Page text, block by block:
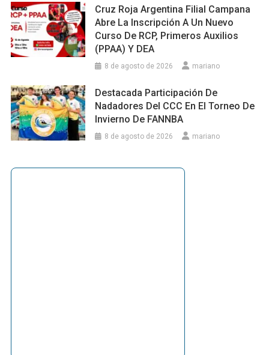
Cruz Roja Argentina Filial Campana
Abre La Inscripción A Un Nuevo
Curso De RCP, Primeros Auxilios
(PPAA) Y DEA
8 de agosto de 2026 mariano
Destacada Participación De
Nadadores Del CCC En El Torneo De
Invierno De FANNBA
8 de agosto de 2026 mariano